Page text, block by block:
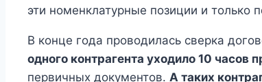
эти номенклатурные позиции и только
В конце года проводилась сверка
одного контрагента уходило 10 часов
первичных документов. А таких